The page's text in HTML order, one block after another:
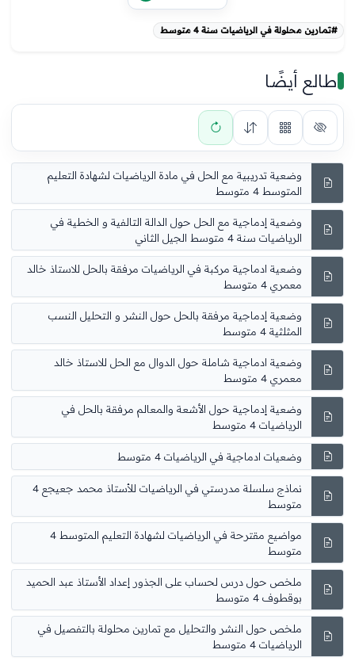
#تمارين محلولة في الرياضيات سنة 4 متوسط
طالع أيضًا
وضعية تدريبية مع الحل في مادة الرياضيات لشهادة التعليم
المتوسط 4 متوسط
وضعية إدماجية مع الحل حول الدالة التالفية و الخطية في
الرياضيات سنة 4 متوسط الجيل الثاني
وضعية ادماجية مركبة في الرياضيات مرفقة بالحل للاستاذ خالد
معمري 4 متوسط
وضعية إدماجية مرفقة بالحل حول النشر و التحليل النسب
المثلثية 4 متوسط
وضعية ادماجية شاملة حول الدوال مع الحل للاستاذ خالد
معمري 4 متوسط
وضعية إدماجية حول الأشعة والمعالم مرفقة بالحل في
الرياضيات 4 متوسط
وضعيات ادماجية في الرياضيات 4 متوسط
نماذج سلسلة مدرستي في الرياضيات للأستاذ محمد جعيجع 4
متوسط
مواضيع مقترحة في الرياضيات لشهادة التعليم المتوسط 4
متوسط
ملخص حول درس لحساب على الجذور إعداد الأستاذ عبد الحميد
بوقطوف 4 متوسط
ملخص حول النشر والتحليل مع تمارين محلولة بالتفصيل في
الرياضيات 4 متوسط